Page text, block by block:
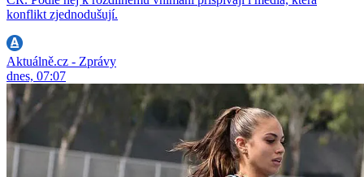
konflikt zjednodušují.
Aktuálně.cz - Zprávy
dnes, 07:07